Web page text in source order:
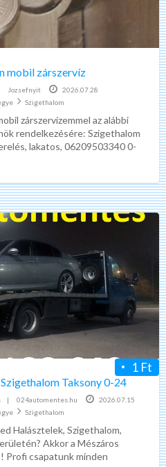
mobil zárszervíz
Jozsefnyit
2026.07.28
Szigethalom
zárszervízemmel az alábbi
rendelkezésére: Szigethalom
lakatos, 06209503340 0-
1 Ft
Taksony 0-24
| 024automentes.hu
2026.07.15
Szigethalom
Halásztelek, Szigethalom,
Akkor a Mészáros
Profi csapatunk minden